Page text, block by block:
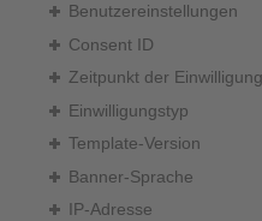
Benutzereinstellungen
Consent ID
Zeitpunkt der Einwilligung
Einwilligungstyp
Template-Version
Banner-Sprache
IP-Adresse